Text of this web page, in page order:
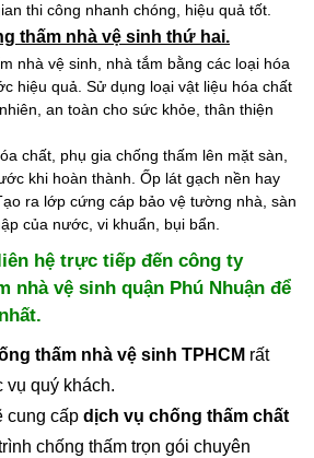
thi công nhanh chóng, hiệu quả tốt.
thấm nhà vệ sinh thứ hai.
nhà vệ sinh, nhà tắm bằng các loại hóa
hiệu quả. Sử dụng loại vật liệu hóa chất
an toàn cho sức khỏe, thân thiện
chất, phụ gia chống thấm lên mặt sàn,
khi hoàn thành. Ốp lát gạch nền hay
ra lớp cứng cáp bảo vệ tường nhà, sàn
của nước, vi khuẩn, bụi bẩn.
hệ trực tiếp đến công ty
nhà vệ sinh quận Phú Nhuận để
thấm nhà vệ sinh TPHCM rất
vụ quý khách.
cung cấp dịch vụ chống thấm chất
chống thấm trọn gói chuyên